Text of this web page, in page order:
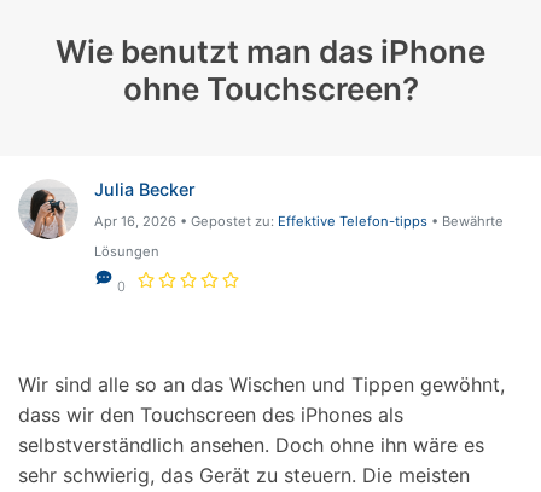
Wie benutzt man das iPhone
ohne Touchscreen?
Julia Becker
Apr 16, 2026 • Gepostet zu: Effektive Telefon-tipps• Bewährte
Lösungen
0
Wir sind alle so an das Wischen und Tippen gewöhnt,
dass wir den Touchscreen des iPhones als
selbstverständlich ansehen. Doch ohne ihn wäre es
sehr schwierig, das Gerät zu steuern. Die meisten